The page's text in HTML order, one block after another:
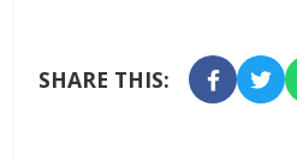
SHARE THIS: